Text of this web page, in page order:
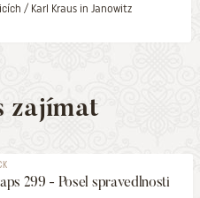
/ Karl Kraus in Janowitz
zajímat
299 - Posel spravedlnosti